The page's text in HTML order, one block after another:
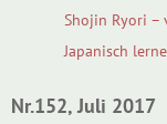
Shojin Ryori –
Japanisch
Nr.152, Juli 2017